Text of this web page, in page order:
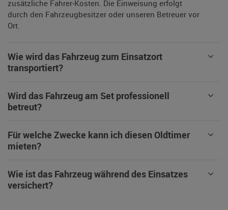
zusätzliche Fahrer-Kosten. Die Einweisung erfolgt
durch den Fahrzeugbesitzer oder unseren Betreuer vor
Ort.
Wie wird das Fahrzeug zum Einsatzort
transportiert?
Wird das Fahrzeug am Set professionell
betreut?
Für welche Zwecke kann ich diesen Oldtimer
mieten?
Wie ist das Fahrzeug während des Einsatzes
versichert?